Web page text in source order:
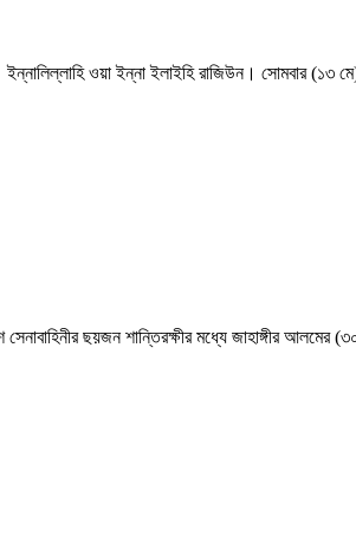
ওয়া ইন্না ইলাইহি রাজিউন। সোমবার (১৩
ছয়জন শান্তিরক্ষীর মধ্যে জাহাঙ্গীর আলমের